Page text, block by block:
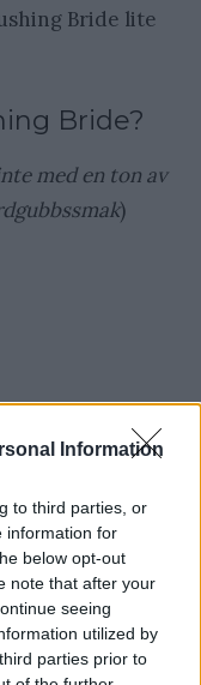
Information
to third parties, or
information for
below opt-out
note that after your
seeing
utilized by
parties prior to
Bride lite
Bride?
med en ton av
)
vintern om du